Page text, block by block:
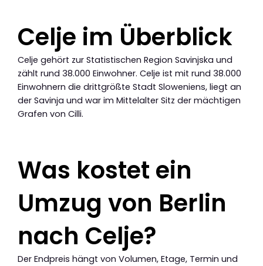
Celje im Überblick
Celje gehört zur Statistischen Region Savinjska und
zählt rund 38.000 Einwohner. Celje ist mit rund 38.000
Einwohnern die drittgrößte Stadt Sloweniens, liegt an
der Savinja und war im Mittelalter Sitz der mächtigen
Grafen von Cilli.
Was kostet ein
Umzug von Berlin
nach Celje?
Der Endpreis hängt von Volumen, Etage, Termin und